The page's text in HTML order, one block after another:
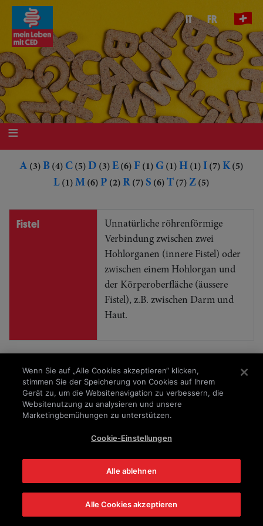
Direkt
Inhalt
IT FR
A (3) B (4) C (5) D (3) E (6) F (1) G (1) H (1) I (7) K(5)
L (1) M (6) P (2) R (7) S (6) T (7) Z (5)
Fistel
Unnatürliche röhrenförmige
Verbindung zwischen zwei
Hohlorganen (innere Fistel) oder
zwischen einem Hohlorgan und
der Körperoberfläche (äussere
Fistel), z.B. zwischen Darm und
Haut.
Impressum
Datenschutz
Disclaimer
© 2025 – Takeda Pharma AG
C-ANPROM/CH/ENTY/0180; C-
C-ANPROM/CH/ENTY/0183; C-
ANPROM/CH/ENTY/0184; C-ANPROM/CH/ENTY/0198
Wenn Sie auf „Alle Cookies akzeptieren“ klicken,
stimmen Sie der Speicherung von Cookies auf Ihrem
Gerät zu, um die Websitenavigation zu verbessern, die
Websitenutzung zu analysieren und unsere
Marketingbemühungen zu unterstützen.
Cookie-Einstellungen
Alle ablehnen
Alle Cookies akzeptieren